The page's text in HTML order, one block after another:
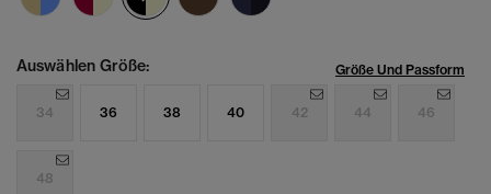
Auswählen Größe: Größe Und Passform
34 36 38 40 42 44 46
48